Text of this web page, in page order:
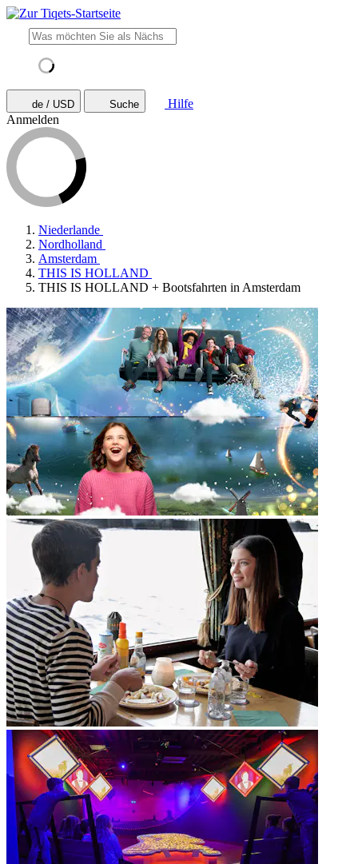
de / USD Suche
Hilfe
Anmelden
Niederlande
Nordholland
Amsterdam
THIS IS HOLLAND
THIS IS HOLLAND + Bootsfahrten in Amsterdam